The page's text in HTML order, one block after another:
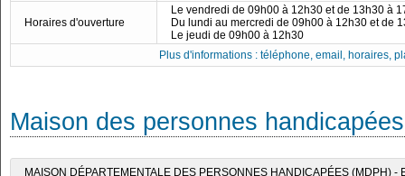
Horaires d'ouverture
Le vendredi de 09h00 à 12h30 et de 13h30 à
Du lundi au mercredi de 09h00 à 12h30 et de
Le jeudi de 09h00 à 12h30
Plus d'informations : téléphone, email, horaires,
Maison des personnes
MAISON DÉPARTEMENTALE DES PERSONNES HANDICAPÉES (MDPH) -